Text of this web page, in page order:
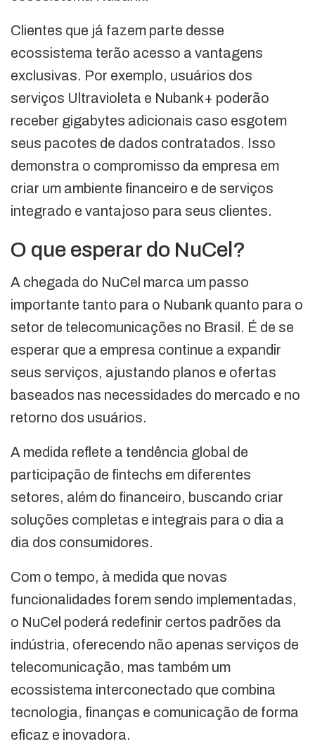
Clientes que já fazem parte desse
ecossistema terão acesso a vantagens
exclusivas. Por exemplo, usuários dos
serviços Ultravioleta e Nubank+ poderão
receber gigabytes adicionais caso esgotem
seus pacotes de dados contratados. Isso
demonstra o compromisso da empresa em
criar um ambiente financeiro e de serviços
integrado e vantajoso para seus clientes.
O que esperar do NuCel?
A chegada do NuCel marca um passo
importante tanto para o Nubank quanto para o
setor de telecomunicações no Brasil. É de se
esperar que a empresa continue a expandir
seus serviços, ajustando planos e ofertas
baseados nas necessidades do mercado e no
retorno dos usuários.
A medida reflete a tendência global de
participação de fintechs em diferentes
setores, além do financeiro, buscando criar
soluções completas e integrais para o dia a
dia dos consumidores.
Com o tempo, à medida que novas
funcionalidades forem sendo implementadas,
o NuCel poderá redefinir certos padrões da
indústria, oferecendo não apenas serviços de
telecomunicação, mas também um
ecossistema interconectado que combina
tecnologia, finanças e comunicação de forma
eficaz e inovadora.